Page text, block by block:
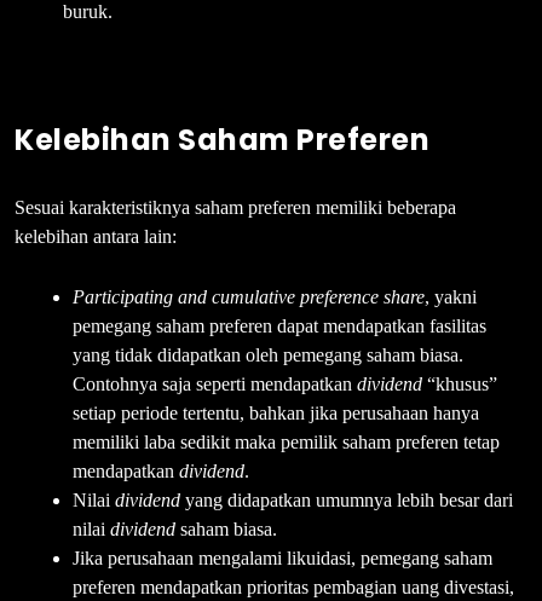
buruk.
Kelebihan Saham Preferen
Sesuai karakteristiknya saham preferen memiliki beberapa
kelebihan antara lain:
Participating and cumulative preference share, yakni
pemegang saham preferen dapat mendapatkan fasilitas
yang tidak didapatkan oleh pemegang saham biasa.
Contohnya saja seperti mendapatkan dividend “khusus”
setiap periode tertentu, bahkan jika perusahaan hanya
memiliki laba sedikit maka pemilik saham preferen tetap
mendapatkan dividend.
Nilai dividend yang didapatkan umumnya lebih besar dari
nilai dividend saham biasa.
Jika perusahaan mengalami likuidasi, pemegang saham
preferen mendapatkan prioritas pembagian uang divestasi,